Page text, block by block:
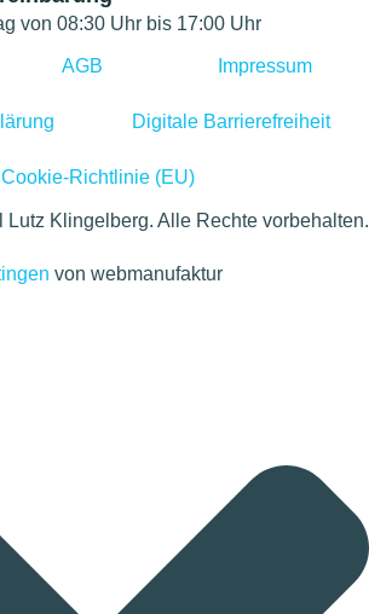
von 08:30 Uhr bis 17:00 Uhr
AGB Impressum
Digitale Barrierefreiheit
Cookie-Richtlinie (EU)
Klingelberg. Alle Rechte vorbehalten.
von webmanufaktur